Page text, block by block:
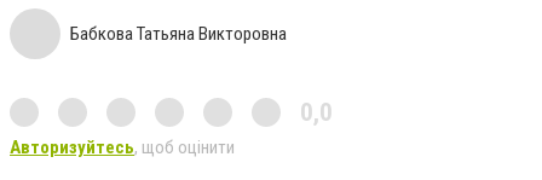
Бабкова Татьяна Викторовна
0,0
Авторизуйтесь, щоб оцінити